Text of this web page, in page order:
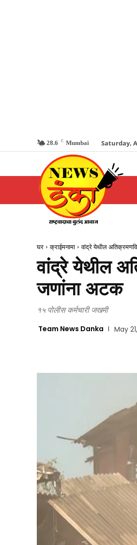
28.6 C Mumbai Saturday,
घर क्राईमनामा वांद्रे येथील
वांद्रे येथील
जणांना अटक
१५ पोलीस कर्मचारी जखमी
Team News Danka May